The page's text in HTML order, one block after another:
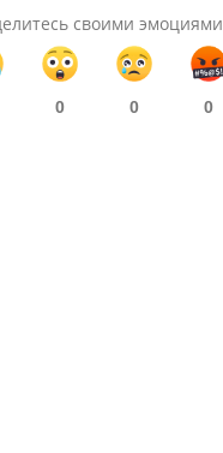
своими эмоциями
0 0 0